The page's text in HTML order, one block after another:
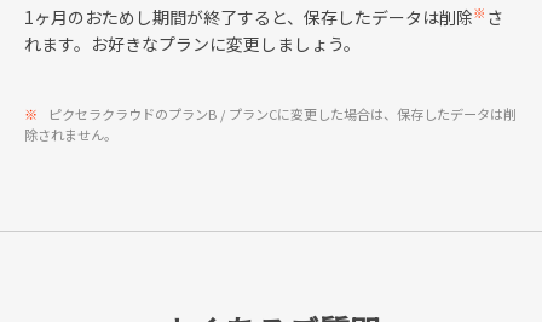
1ヶ月のおためし期間が終了すると、保存したデータは削除※ さ
れます。お好きなプランに変更しましょう。
※
ピクセラクラウドのプランB / プランCに変更した場合は、保存したデータは削
除されません。